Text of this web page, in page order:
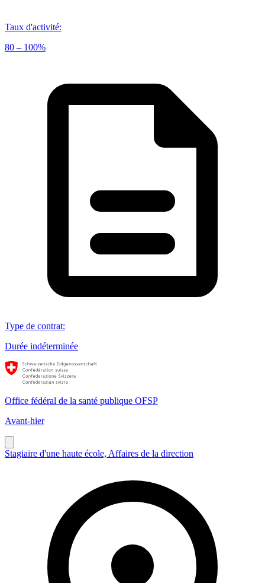
Taux d'activité:
80 – 100%
Type de contrat:
Durée indéterminée
Office fédéral de la santé publique OFSP
Avant-hier
Stagiaire d'une haute école, Affaires de la direction